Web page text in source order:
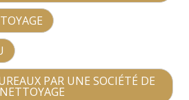
PAR UNE SOCIÉTÉ DE
NETTOYAGE